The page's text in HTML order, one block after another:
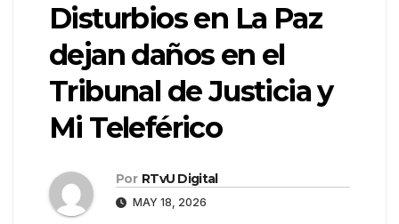
Disturbios en La Paz
dejan daños en el
Tribunal de Justicia y
Mi Teleférico
Por RTvU Digital
MAY 18, 2026